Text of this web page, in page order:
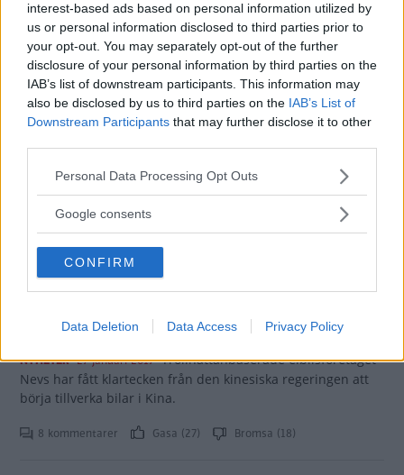
interest-based ads based on personal information utilized by
us or personal information disclosed to third parties prior to
your opt-out. You may separately opt-out of the further
disclosure of your personal information by third parties on the
IAB’s list of downstream participants. This information may
also be disclosed by us to third parties on the IAB’s List of
Downstream Participants that may further disclose it to other
Please note that this website/app uses one or more Google
not limited to your visit or usage behaviour. You may click to
use your data for below specified purposes in below Google
consent section.
Personal Data Processing Opt Outs
Google consents
CONFIRM
Data Deletion Data Access Privacy Policy
reservdelar, vanliga fel osv?” Vi Bilägare svarar.
9 kommentarer Gasa (38) Bromsa (26)
Trollhättans el-suv
kommer 2020
NYHETER 27 april 2017
En eldriven suv på ungefär fem meter.
Det är vad Nevs planerar att tillverka i Trollhättan med start
2020. Bilen får en kusin i en kinesisk minibuss.
Nevs får göra bilar i
Kina
NYHETER 27 januari 2017 Trollhättanbaserade elbilsföretaget
Nevs har fått klartecken från den kinesiska regeringen att
börja tillverka bilar i Kina.
8 kommentarer Gasa (27) Bromsa (18)